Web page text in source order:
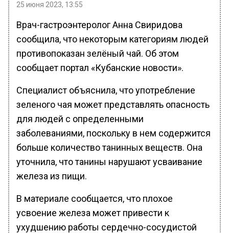
25 июня 2023, 13:55
Врач-гастроэнтеролог Анна Свиридова
сообщила, что некоторым категориям людей
противопоказан зелёный чай. Об этом
сообщает портал «Кубанские новости».
Специалист объяснила, что употребление
зеленого чая может представлять опасность
для людей с определенными
заболеваниями, поскольку в нем содержится
больше количество танинных веществ. Она
уточнила, что танины нарушают усваивание
железа из пищи.
В материале сообщается, что плохое
усвоение железа может привести к
ухудшению работы сердечно-сосудистой